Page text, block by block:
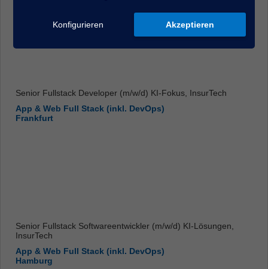
Senior Fullstack Developer (m/w/d) KI-Fokus, InsurTech
App & Web Full Stack (inkl. DevOps)
Frankfurt
Senior Fullstack Softwareentwickler (m/w/d) KI-Lösungen,
InsurTech
App & Web Full Stack (inkl. DevOps)
Hamburg
Konfigurieren Akzeptieren